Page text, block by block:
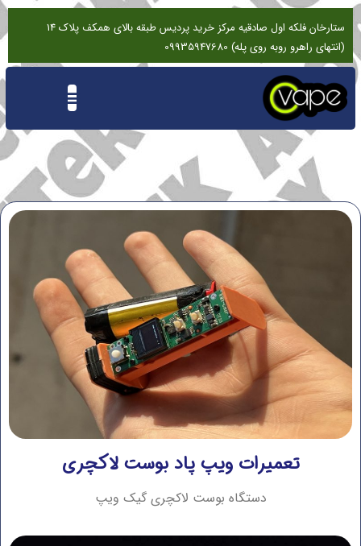
ستارخان فلکه اول صادقیه مرکز خرید پردیس طبقه بالای همکف پلاک 14
(انتهای راهرو روبه روی پله) 09935947680
تعمیرات ویپ پاد بوست لاکچری
دستگاه بوست لاکچری گیک ویپ